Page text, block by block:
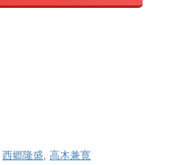
西郷隆盛 高木兼寛